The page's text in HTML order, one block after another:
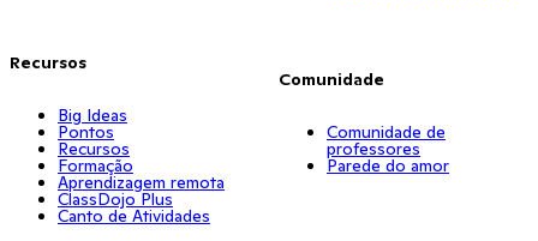
Recursos
Big Ideas
Pontos
Recursos
Formação
Aprendizagem remota
ClassDojo Plus
Canto de Atividades
Comunidade
Comunidade de
professores
Parede do amor